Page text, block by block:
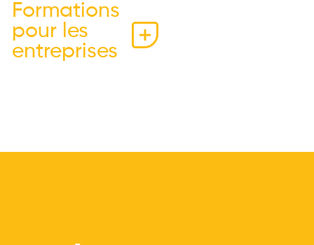
Formations
pour les
entreprises